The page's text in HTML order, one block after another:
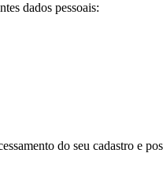
dados pessoais:
do seu cadastro e